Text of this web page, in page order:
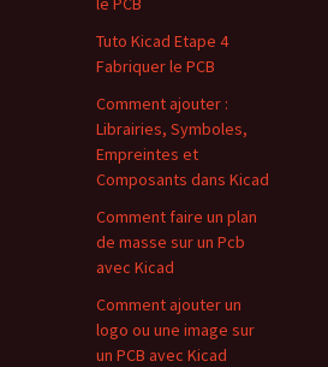
Tuto Kicad Etape 4
Fabriquer le PCB
Comment ajouter :
Librairies, Symboles,
Empreintes et
Composants dans Kicad
Comment faire un plan
de masse sur un Pcb
avec Kicad
Comment ajouter un
logo ou une image sur
un PCB avec Kicad